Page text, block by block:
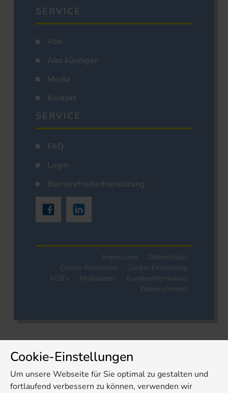
SERVICE
Abo
Abo kündigen
Media
Kontakt
SERVICE
FAQ
Login
Barrierefreiheitserklärung
Impressum
Datenschutz
Cookie-Richtlinien
Cookie-Einstellung
AGB's
Mediadaten
Kundeninformation
Widerrufsrecht
Cookie-Einstellungen
Um unsere Webseite für Sie optimal zu gestalten und
fortlaufend verbessern zu können, verwenden wir